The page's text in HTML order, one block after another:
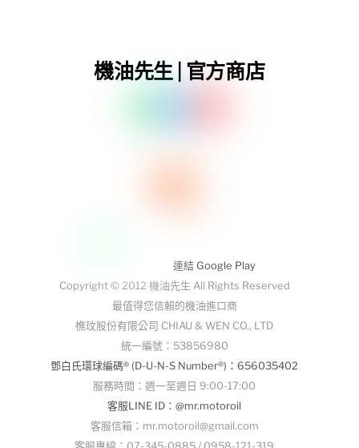
機油先生 | 官方商店
連結 Google Play
Copyright © 2012 機油先生 All Rights Reserved
最值得您信賴的機油進口商
樵玟股份有限公司 CHIAU & WEN CO., LTD
統一編號：53856980
鄧白氏環球編碼® (D-U-N-S Number®)：656035402
服務時間：週一至週日 9:00-17:00
客服LINE ID：@mr.motoroil
客服信箱：mr.motoroil@gmail.com